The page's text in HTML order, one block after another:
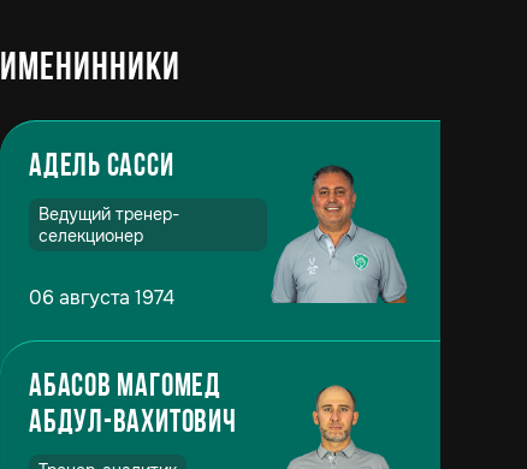
Именинники
Адель Сасси
Ведущий тренер-
селекционер
06 августа 1974
Абасов Магомед
Абдул-Вахитович